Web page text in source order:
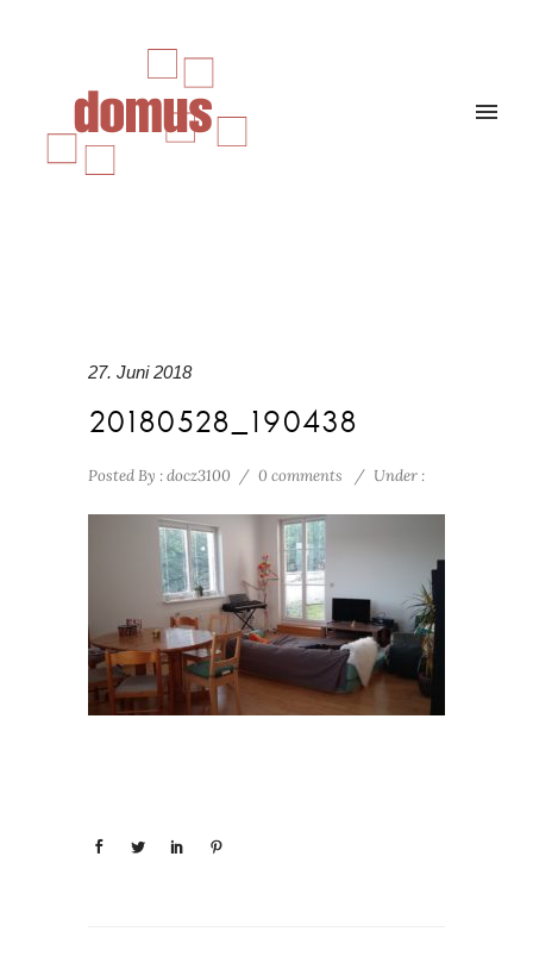
27. Juni 2018
20180528_190438
Posted By : docz3100 / 0 comments / Under :